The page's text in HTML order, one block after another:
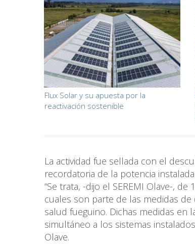
Flux Solar y su apuesta por la
reactivación sostenible
La actividad fue sellada con el
recordatoria de la potencia
“Se trata, -dijo el SEREMI Olave-,
cuales son parte de las medidas
salud fueguino. Dichas medidas en
simultáneo a los sistemas
Olave.